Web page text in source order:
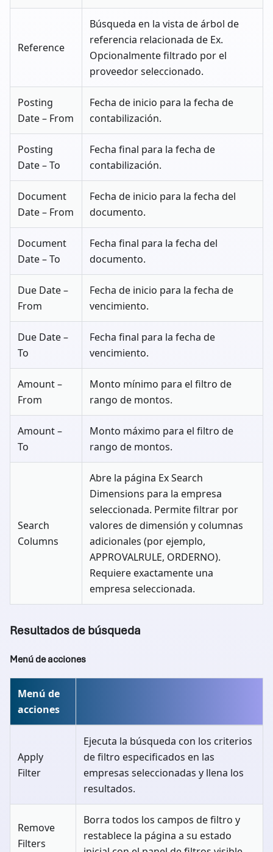
Reference
Búsqueda en la vista de árbol de
referencia relacionada de Ex.
Opcionalmente filtrado por el
proveedor seleccionado.
Posting
Date – From
Fecha de inicio para la fecha de
contabilización.
Posting
Date – To
Fecha final para la fecha de
contabilización.
Document
Date – From
Fecha de inicio para la fecha del
documento.
Document
Date – To
Fecha final para la fecha del
documento.
Due Date –
From
Fecha de inicio para la fecha de
vencimiento.
Due Date –
To
Fecha final para la fecha de
vencimiento.
Amount –
From
Monto mínimo para el filtro de
rango de montos.
Amount –
To
Monto máximo para el filtro de
rango de montos.
Search
Columns
Abre la página Ex Search
Dimensions para la empresa
seleccionada. Permite filtrar por
valores de dimensión y columnas
adicionales (por ejemplo,
APPROVALRULE, ORDERNO).
Requiere exactamente una
empresa seleccionada.
Resultados de búsqueda
Menú de acciones
Menú de
acciones
Apply
Filter
Ejecuta la búsqueda con los criterios
de filtro especificados en las
empresas seleccionadas y llena los
resultados.
Remove
Filters
Borra todos los campos de filtro y
restablece la página a su estado